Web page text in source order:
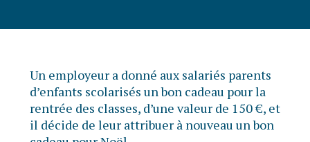
Un employeur a donné aux salariés parents
d’enfants scolarisés un bon cadeau pour la
rentrée des classes, d’une valeur de 150 €, et
il décide de leur attribuer à nouveau un bon